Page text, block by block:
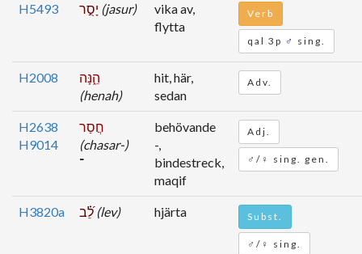
H5493 (jasur)
vika av,
flytta
Verb
qal 3p ♂ sing.
H2008
הֵ֑נָּה
(henah)
hit, här,
sedan
Adv.
H2638
H9014
חֲסַר
(chasar-)
־
behövande
-,
bindestreck,
maqif
Adj.
♂/♀ sing. gen.
H3820a לֵ֝֗ב(lev) hjärta Subst.
♂/♀ sing.